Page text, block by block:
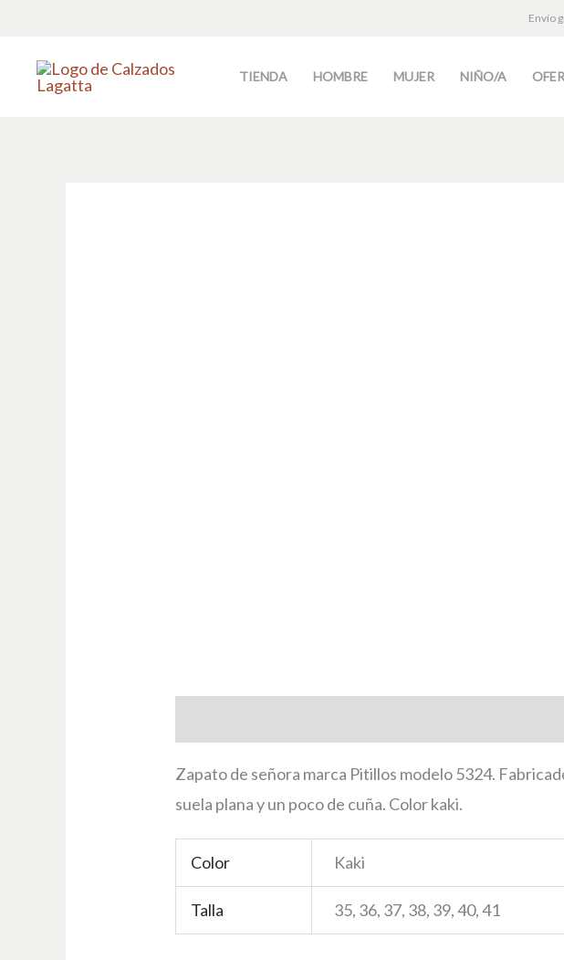
contenido
Envío
TIENDA HOMBRE MUJER NIÑO/A
Zapato de señora marca Pitillos modelo 5324.
suela plana y un poco de cuña. Color kaki.
Color Kaki
Talla 35, 36, 37, 38, 39, 40, 41